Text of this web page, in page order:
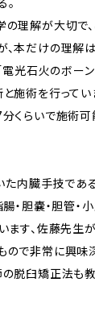
理解が大切で
本だけの理解は
光石火のボーン
施術を行ってい
くらいで施術可
た内臓手技であ
・胆嚢・胆管・
ます、佐藤先生
で非常に興味
脱臼矯正法も教